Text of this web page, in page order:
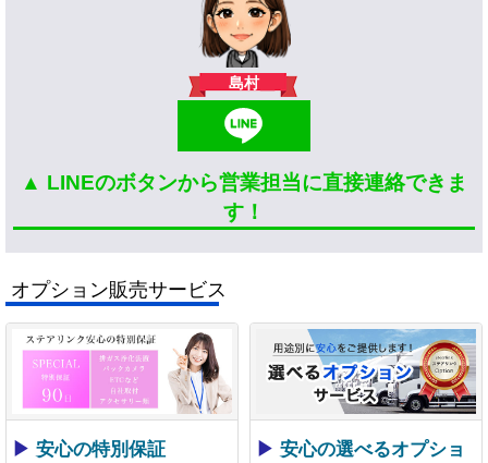
島村
▲ LINEのボタンから営業担当に直接連絡できま
す！
オプション販売サービス
▶ 安心の特別保証 ▶ 安心の選べるオプショ